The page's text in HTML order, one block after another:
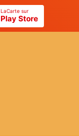
LaCarte sur
Play Store